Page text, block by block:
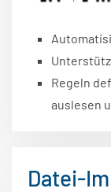
Regeln
auslesen
Datei-